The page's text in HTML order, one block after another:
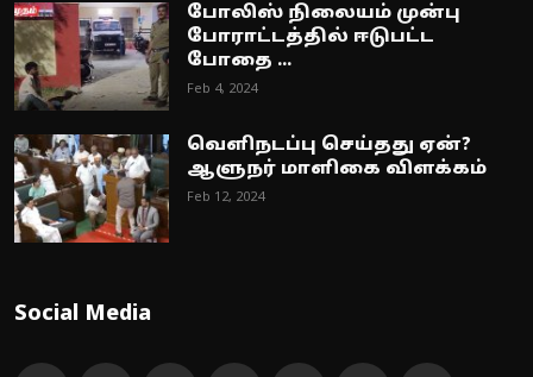
போலிஸ் நிலையம் முன்பு
போராட்டத்தில் ஈடுபட்ட
போதை ...
Feb 4, 2024
வெளிநடப்பு செய்தது ஏன்?
ஆளுநர் மாளிகை விளக்கம்
Feb 12, 2024
Social Media